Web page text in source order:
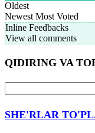
Oldest
Newest Most Voted
Inline Feedbacks
View all comments
QIDIRING VA
SHE'RLAR